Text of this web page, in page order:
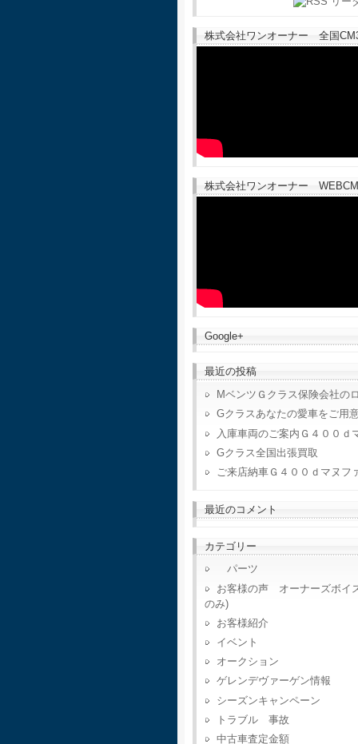
株式会社ワンオーナー 全国
株式会社ワンオーナー
Google+
最近の投稿
MベンツＧクラス保険会社の
Gクラスあなたの愛車をご用
入庫車両のご案内Ｇ４００ｄ
Gクラス全国出張買取
ご来店納車Ｇ４００ｄマヌフ
最近のコメント
カテゴリー
パーツ
お客様の声 オーナーズボイ
のみ)
お客様紹介
イベント
オークション
ゲレンデヴァーゲン情報
シーズンキャンペーン
トラブル 事故
中古車査定金額